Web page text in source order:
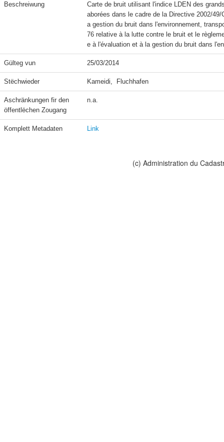
Beschreiwung
Carte de bruit utilisant l'indice LDEN des
aborées dans le cadre de la Directive 2002/
a gestion du bruit dans l'environnement,
76 relative à la lutte contre le bruit et le
e à l'évaluation et à la gestion du bruit dans
Gülteg vun 25/03/2014
Stëchwieder Kameidi,  Fluchhafen
Aschränkungen fir den
öffentlëchen Zougang
n.a.
Komplett Metadaten Link
(c) Administration du